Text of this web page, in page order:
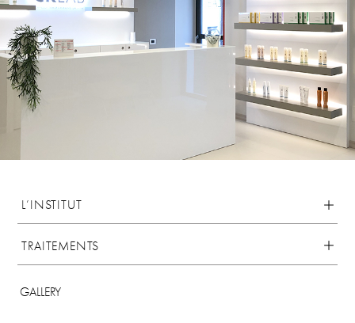
L’INSTITUT
TRAITEMENTS
GALLERY